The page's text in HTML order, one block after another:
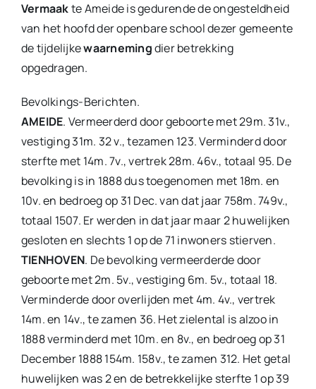
Vermaakte Ameide is gedurende de ongesteldheid
van het hoofd der openbare school dezer gemeente
de tijdelijkewaarnemingdier betrekking
opgedragen.
Bevolkings-Berichten.
AMEIDE. Vermeerderd door geboorte met 29m. 31v.,
vestiging 31m. 32 v., tezamen 123. Verminderd door
sterfte met 14m. 7v., vertrek 28m. 46v., totaal 95. De
bevolking is in 1888 dus toegenomen met 18m. en
10v. en bedroeg op 31 Dec. van dat jaar 758m. 749v.,
totaal 1507. Er werden in dat jaar maar 2 huwelijken
gesloten en slechts 1 op de 71 inwoners stierven.
TIENHOVEN. De bevolking vermeerderde door
geboorte met 2m. 5v., vestiging 6m. 5v., totaal 18.
Verminderde door overlijden met 4m. 4v., vertrek
14m. en 14v., te zamen 36. Het zielental is alzoo in
1888 verminderd met 10m. en 8v., en bedroeg op 31
December 1888 154m. 158v., te zamen 312. Het getal
huwelijken was 2 en de betrekkelijke sterfte 1 op 39